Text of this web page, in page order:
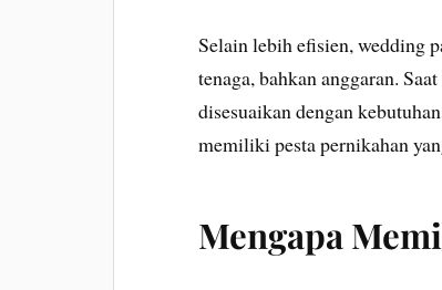
Selain lebih efisien, wedding
tenaga, bahkan anggaran.
disesuaikan dengan
memiliki pesta pernikahan
Mengapa